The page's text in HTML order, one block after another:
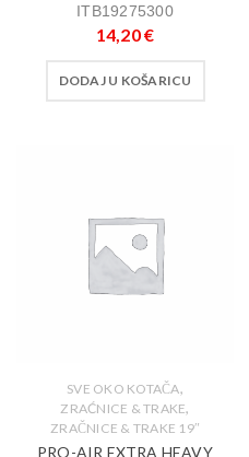
ITB19275300
14,20€
DODAJ U KOŠARICU
SVE OKO KOTAČA,
ZRAĆNICE & TRAKE,
ZRAČNICE & TRAKE 19″
PRO-AIR EXTRA HEAVY